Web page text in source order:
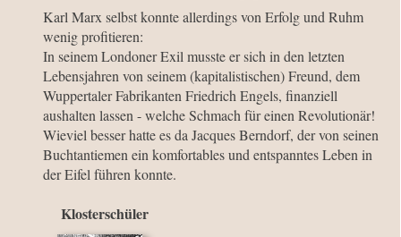
Karl Marx selbst konnte allerdings von Erfolg und Ruhm
wenig profitieren:
In seinem Londoner Exil musste er sich in den letzten
Lebensjahren von seinem (kapitalistischen) Freund, dem
Wuppertaler Fabrikanten Friedrich Engels, finanziell
aushalten lassen - welche Schmach für einen Revolutionär!
Wieviel besser hatte es da Jacques Berndorf, der von seinen
Buchtantiemen ein komfortables und entspanntes Leben in
der Eifel führen konnte.
Klosterschüler